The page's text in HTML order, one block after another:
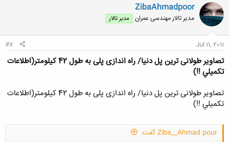
ZibaAhmadpoor
مدیر تالار مهندسی عمران مدیر تالار
Jul 11, 2011
#7
تصاویر طولانی ترین پل دنیا/ راه اندازی پلی به طول 42 کیلومتر(اطلاعات
تكميلي !!)
تصاویر طولانی ترین پل دنیا/ راه اندازی پلی به طول 42 کیلومتر(اطلاعات
تكميلي !!)
Ziba__Ahmad pour گفت: